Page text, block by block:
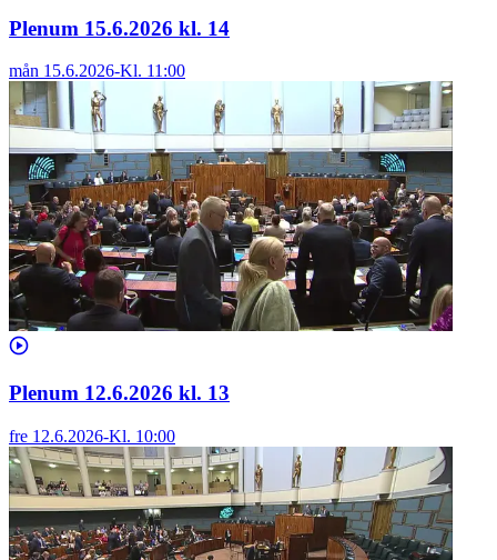
Plenum 15.6.2026 kl. 14
mån 15.6.2026-Kl. 11:00
Plenum 12.6.2026 kl. 13
fre 12.6.2026-Kl. 10:00